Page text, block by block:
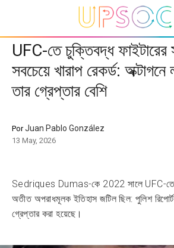
UFC-তে চুক্তিবদ্ধ ফাইটারের
সবচেয়ে খারাপ রেকর্ড: অক্টাগনে
তার গ্রেপ্তার বেশি
PorJuan Pablo González
13 May, 2026
Sedriques Dumas-কে 2022 সালে UFC-তে
অতীত অপরাধমূলক ইতিহাস জটিল ছিল: পুলিশ
গ্রেপ্তার করা হয়েছে।